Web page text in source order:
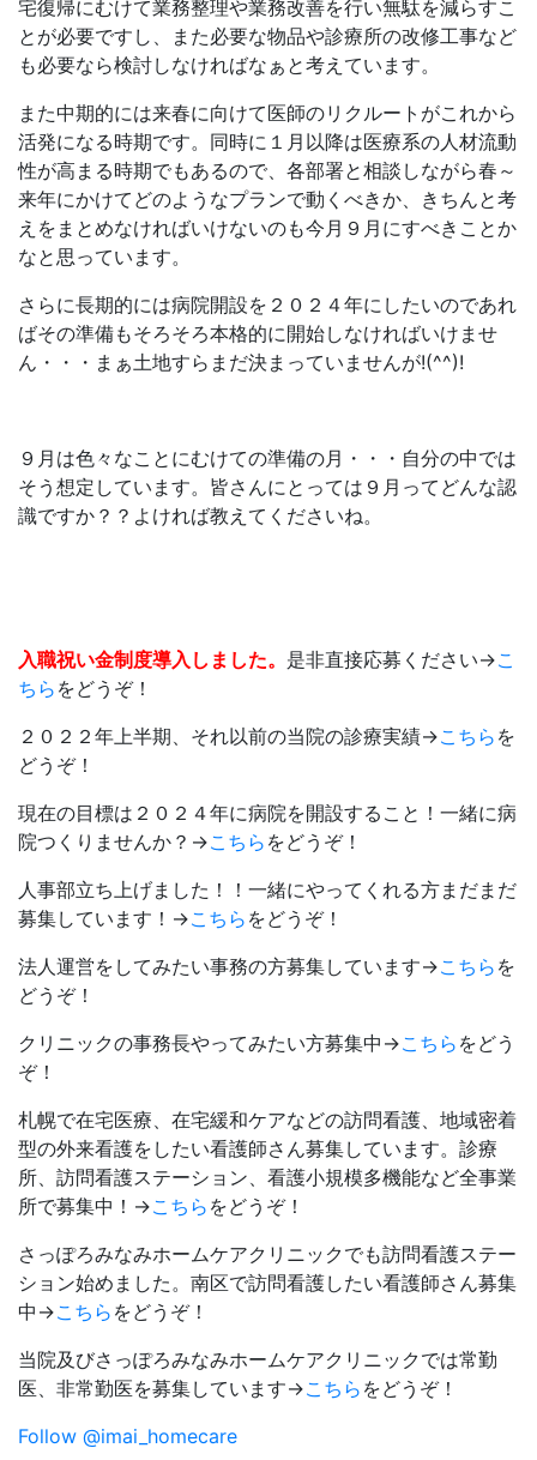
宅復帰にむけて業務整理や業務改善を行い無駄を減らすこ
とが必要ですし、また必要な物品や診療所の改修工事など
も必要なら検討しなければなぁと考えています。
また中期的には来春に向けて医師のリクルートがこれから
活発になる時期です。同時に１月以降は医療系の人材流動
性が高まる時期でもあるので、各部署と相談しながら春～
来年にかけてどのようなプランで動くべきか、きちんと考
えをまとめなければいけないのも今月９月にすべきことか
なと思っています。
さらに長期的には病院開設を２０２４年にしたいのであれ
ばその準備もそろそろ本格的に開始しなければいけませ
ん・・・まぁ土地すらまだ決まっていませんが!(^^)!
９月は色々なことにむけての準備の月・・・自分の中では
そう想定しています。皆さんにとっては９月ってどんな認
識ですか？？よければ教えてくださいね。
入職祝い金制度導入しました。 是非直接応募ください→こ
ちら をどうぞ！
２０２２年上半期、それ以前の当院の診療実績→こちら を
どうぞ！
現在の目標は２０２４年に病院を開設すること！一緒に病
院つくりませんか？→こちら をどうぞ！
人事部立ち上げました！！一緒にやってくれる方まだまだ
募集しています！→こちら をどうぞ！
法人運営をしてみたい事務の方募集しています→こちら を
どうぞ！
クリニックの事務長やってみたい方募集中→こちら をどう
ぞ！
札幌で在宅医療、在宅緩和ケアなどの訪問看護、地域密着
型の外来看護をしたい看護師さん募集しています。診療
所、訪問看護ステーション、看護小規模多機能など全事業
所で募集中！→こちら をどうぞ！
さっぽろみなみホームケアクリニックでも訪問看護ステー
ション始めました。南区で訪問看護したい看護師さん募集
中→こちら をどうぞ！
当院及びさっぽろみなみホームケアクリニックでは常勤
医、非常勤医を募集しています→こちら をどうぞ！
Follow @imai_homecare